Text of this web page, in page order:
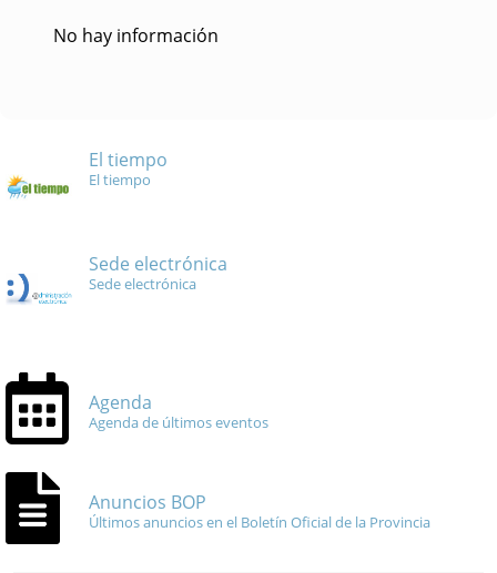
No hay información
El tiempo
El tiempo
Sede electrónica
Sede electrónica
Agenda
Agenda de últimos eventos
Anuncios BOP
Últimos anuncios en el Boletín Oficial de la Provincia